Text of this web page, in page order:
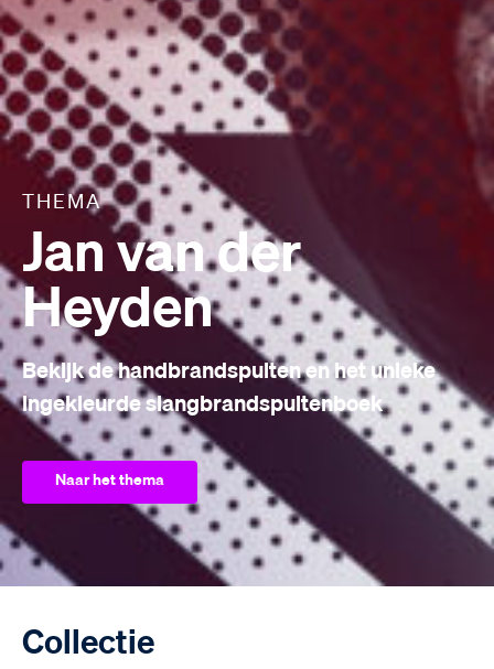
THEMA
Jan van der
Heyden
Bekijk de handbrandspuiten en het unieke
ingekleurde slangbrandspuitenboek
Naar het thema
Collectie